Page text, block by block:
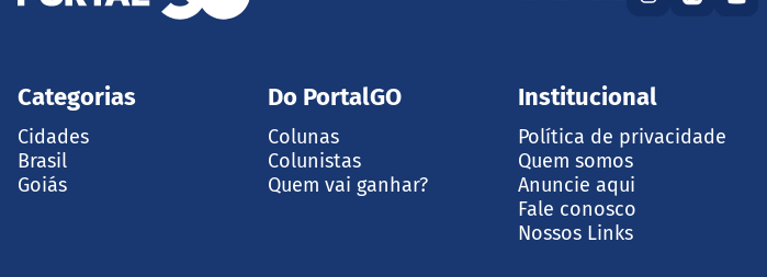
Categorias
Cidades
Brasil
Goiás
Do PortalGO
Colunas
Colunistas
Quem vai ganhar?
Institucional
Política de privacidade
Quem somos
Anuncie aqui
Fale conosco
Nossos Links